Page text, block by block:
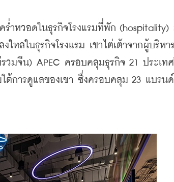
หวอดในธุรกิจโรงแรมที่พัก (hospitality)
ลในธุรกิจโรงแรม เขาไต่เต้าจากผู้บริหา
มจีน) APEC ครอบคลุมธุรกิจ 21 ประเท
ต้การดูแลของเขา ซึ่งครอบคลุม 23 แบรน